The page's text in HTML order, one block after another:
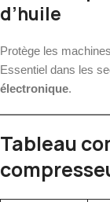
d’huile
Protège les
Essentiel dans les
électronique.
Tableau